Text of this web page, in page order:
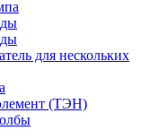
для нескольких
(ТЭН)